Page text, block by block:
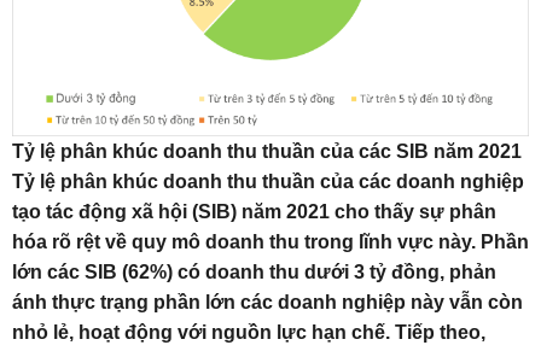
Tỷ lệ phân khúc doanh thu thuần của các SIB năm 2021
Tỷ lệ phân khúc doanh thu thuần của các doanh nghiệp
tạo tác động xã hội (SIB) năm 2021 cho thấy sự phân
hóa rõ rệt về quy mô doanh thu trong lĩnh vực này. Phần
lớn các SIB (62%) có doanh thu dưới 3 tỷ đồng, phản
ánh thực trạng phần lớn các doanh nghiệp này vẫn còn
nhỏ lẻ, hoạt động với nguồn lực hạn chế. Tiếp theo,